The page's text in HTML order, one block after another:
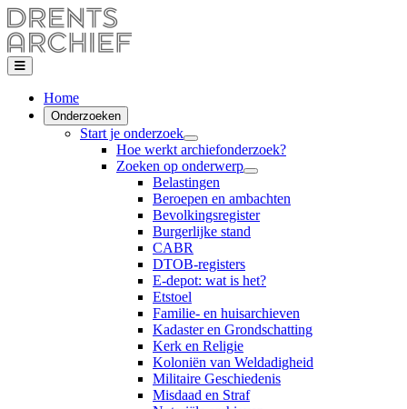
Home
Onderzoeken
Start je onderzoek
Hoe werkt archiefonderzoek?
Zoeken op onderwerp
Belastingen
Beroepen en ambachten
Bevolkingsregister
Burgerlijke stand
CABR
DTOB-registers
E-depot: wat is het?
Etstoel
Familie- en huisarchieven
Kadaster en Grondschatting
Kerk en Religie
Koloniën van Weldadigheid
Militaire Geschiedenis
Misdaad en Straf